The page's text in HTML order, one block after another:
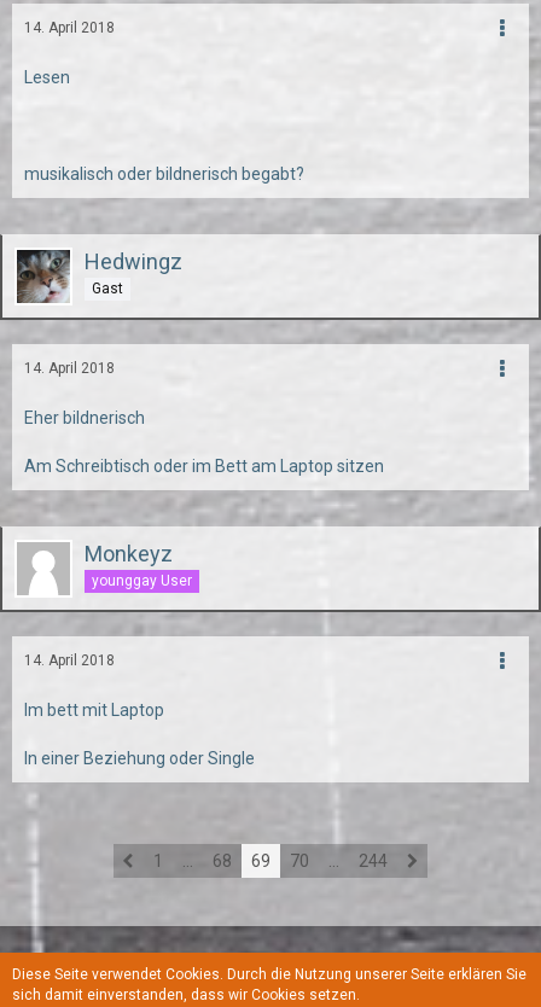
14. April 2018
Lesen
musikalisch oder bildnerisch begabt?
Hedwingz
Gast
14. April 2018
Eher bildnerisch
Am Schreibtisch oder im Bett am Laptop sitzen
Monkeyz
younggay User
14. April 2018
Im bett mit Laptop
In einer Beziehung oder Single
1 68 69 70 244
Regeln Datenschutzerklärung Kontakt
Diese Seite verwendet Cookies. Durch die Nutzung unserer Seite erklären Sie
sich damit einverstanden, dass wir Cookies setzen.